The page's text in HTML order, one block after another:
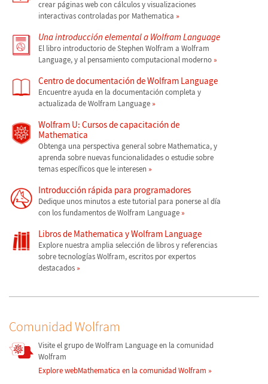
crear páginas web con cálculos y visualizaciones
interactivas controladas por Mathematica
Una introducción elemental a Wolfram Language
El libro introductorio de Stephen Wolfram a Wolfram
Language, y al pensamiento computacional moderno
Centro de documentación de Wolfram Language
Encuentre ayuda en la documentación completa y
actualizada de Wolfram Language
Wolfram U: Cursos de capacitación de
Mathematica
Obtenga una perspectiva general sobre Mathematica, y
aprenda sobre nuevas funcionalidades o estudie sobre
temas específicos que le interesen
Introducción rápida para programadores
Dedique unos minutos a este tutorial para ponerse al día
con los fundamentos de Wolfram Language
Libros de Mathematica y Wolfram Language
Explore nuestra amplia selección de libros y referencias
sobre tecnologías Wolfram, escritos por expertos
destacados
Comunidad Wolfram
Visite el grupo de Wolfram Language en la comunidad
Wolfram
Explore webMathematica en la comunidad Wolfram